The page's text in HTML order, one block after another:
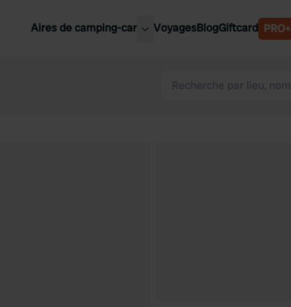
Aires de camping-car
Slovénie
VoyagesBlogGiftcard PRO+